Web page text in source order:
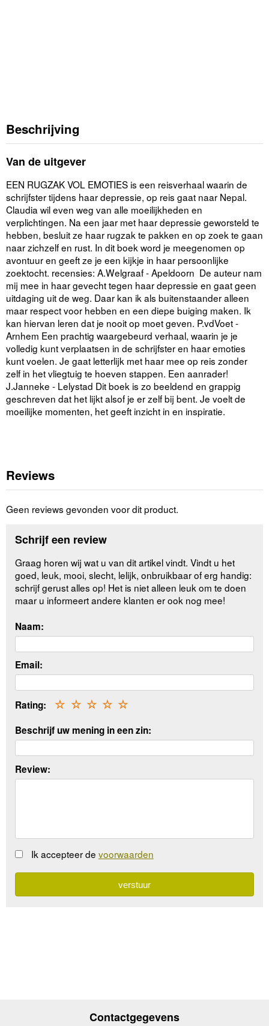
Beschrijving
Van de uitgever
EEN RUGZAK VOL EMOTIES is een reisverhaal waarin de
schrijfster tijdens haar depressie, op reis gaat naar Nepal.
Claudia wil even weg van alle moeilijkheden en
verplichtingen. Na een jaar met haar depressie geworsteld te
hebben, besluit ze haar rugzak te pakken en op zoek te gaan
naar zichzelf en rust. In dit boek word je meegenomen op
avontuur en geeft ze je een kijkje in haar persoonlijke
zoektocht. recensies: A.Welgraaf - Apeldoorn De auteur nam
mij mee in haar gevecht tegen haar depressie en gaat geen
uitdaging uit de weg. Daar kan ik als buitenstaander alleen
maar respect voor hebben en een diepe buiging maken. Ik
kan hiervan leren dat je nooit op moet geven. P.vdVoet -
Arnhem Een prachtig waargebeurd verhaal, waarin je je
volledig kunt verplaatsen in de schrijfster en haar emoties
kunt voelen. Je gaat letterlijk met haar mee op reis zonder
zelf in het vliegtuig te hoeven stappen. Een aanrader!
J.Janneke - Lelystad Dit boek is zo beeldend en grappig
geschreven dat het lijkt alsof je er zelf bij bent. Je voelt de
moeilijke momenten, het geeft inzicht in en inspiratie.
Reviews
Geen reviews gevonden voor dit product.
Schrijf een review
Graag horen wij wat u van dit artikel vindt. Vindt u het
goed, leuk, mooi, slecht, lelijk, onbruikbaar of erg handig:
schrijf gerust alles op! Het is niet alleen leuk om te doen
maar u informeert andere klanten er ook nog mee!
Naam:
Email:
Rating: ☆
☆
☆
☆
☆
Beschrijf uw mening in een zin:
Review:
Ik accepteer de voorwaarden
Contactgegevens